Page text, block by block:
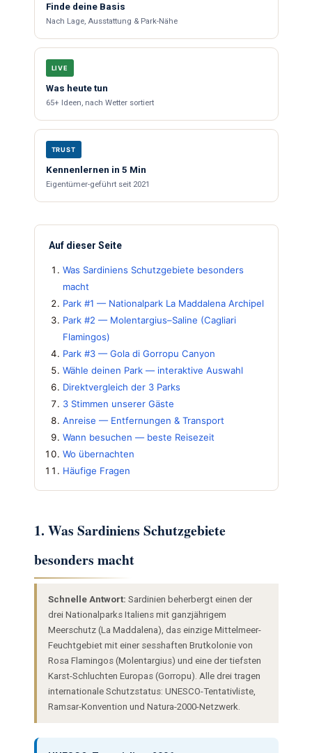
Finde deine Basis
Nach Lage, Ausstattung & Park-Nähe
LIVE
Was heute tun
65+ Ideen, nach Wetter sortiert
TRUST
Kennenlernen in 5 Min
Eigentümer-geführt seit 2021
Auf dieser Seite
Was Sardiniens Schutzgebiete besonders
macht
Park #1 — Nationalpark La Maddalena Archipel
Park #2 — Molentargius–Saline (Cagliari
Flamingos)
Park #3 — Gola di Gorropu Canyon
Wähle deinen Park — interaktive Auswahl
Direktvergleich der 3 Parks
3 Stimmen unserer Gäste
Anreise — Entfernungen & Transport
Wann besuchen — beste Reisezeit
Wo übernachten
Häufige Fragen
1. Was Sardiniens Schutzgebiete
besonders macht
Schnelle Antwort: Sardinien beherbergt einen der
drei Nationalparks Italiens mit ganzjährigem
Meerschutz (La Maddalena), das einzige Mittelmeer-
Feuchtgebiet mit einer sesshaften Brutkolonie von
Rosa Flamingos (Molentargius) und eine der tiefsten
Karst-Schluchten Europas (Gorropu). Alle drei tragen
internationale Schutzstatus: UNESCO-Tentativliste,
Ramsar-Konvention und Natura-2000-Netzwerk.